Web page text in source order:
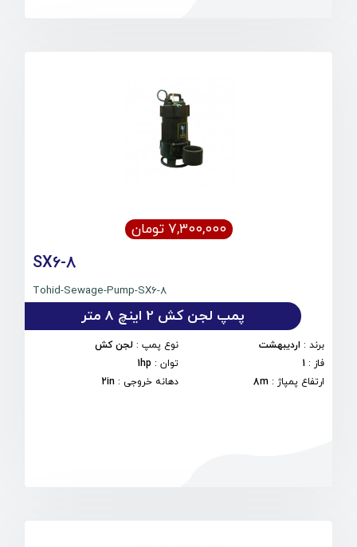
۷,۳۰۰,۰۰۰ تومان
SX6-8
Tohid-Sewage-Pump-SX6-8
پمپ لجن کش 2 اینچ 8 متر
برند : اردیبهشت نوع پمپ: لجن کش
فاز :
1 توان:
1hp
ارتفاع پمپاژ :
8m دهانه خروجی :
2in